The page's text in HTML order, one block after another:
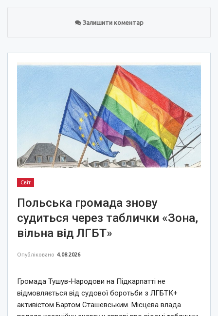
Залишити коментар
Світ
Польська громада знову
судиться через таблички «Зона,
вільна від ЛГБТ»
Опубліковано 4.08.2026
Громада Тушув-Народови на Підкарпатті не
відмовляється від судової боротьби з ЛГБТК+
активістом Бартом Сташевським. Місцева влада